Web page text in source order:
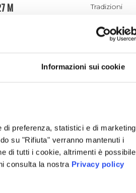
Informazioni sui cookie
preferenza, statistici e di marketing
su "Rifiuta" verranno mantenuti i
di tutti i cookie, altrimenti è possibile
consulta la nostra Privacy policy
M
e settembre-
si entra
di una bella
degli
cappella di
Tradizioni
2026
luglio (4)
aprile (3)
marzo (7)
febbraio (4)
gennaio (5)